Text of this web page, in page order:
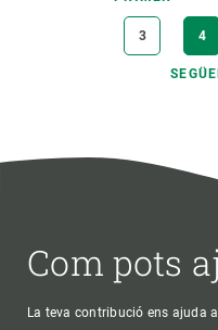
PÀGINA
PÀGINA
3 4
Com pots
La teva contribució ens ajuda